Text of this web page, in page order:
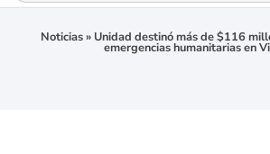
Noticias» Unidad destinó más de $116
emergencias humanitarias en